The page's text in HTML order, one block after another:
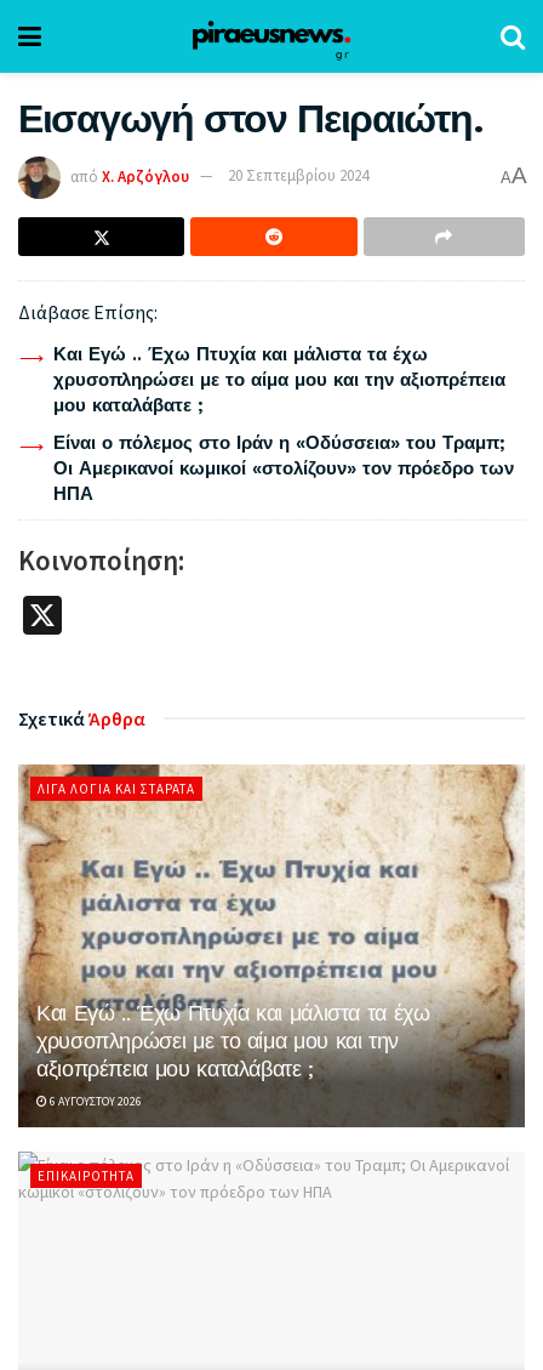
Εισαγωγή στον Πειραιώτη.
από Χ. Αρζόγλου 20 Σεπτεμβρίου 2024 AA
Διάβασε Επίσης:
Και Εγώ .. Έχω Πτυχία και μάλιστα τα έχω
χρυσοπληρώσει με το αίμα μου και την αξιοπρέπεια
μου καταλάβατε ;
Είναι ο πόλεμος στο Ιράν η «Οδύσσεια» του Τραμπ;
Οι Αμερικανοί κωμικοί «στολίζουν» τον πρόεδρο των
ΗΠΑ
Κοινοποίηση:
ΣχετικάΆρθρα
ΛΊΓΑ ΛΌΓΙΑ ΚΑΙ ΣΤΑΡΆΤΑ
Και Εγώ .. Έχω Πτυχία και μάλιστα τα έχω
χρυσοπληρώσει με το αίμα μου και την
αξιοπρέπεια μου καταλάβατε ;
6 ΑΥΓΟΎΣΤΟΥ 2026
ΕΠΙΚΑΙΡΌΤΗΤΑ